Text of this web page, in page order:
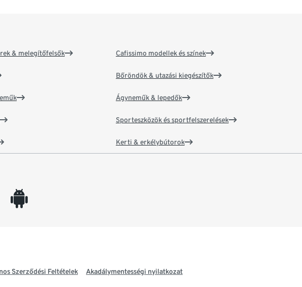
& melegítőfelsők Cafissimo modellek és színek
Bőröndök & utazási kiegészítők
Ágyneműk & lepedők
Sporteszközök és sportfelszerelések
Kerti & erkélybútorok
android
Szerződési Feltételek Akadálymentességi nyilatkozat